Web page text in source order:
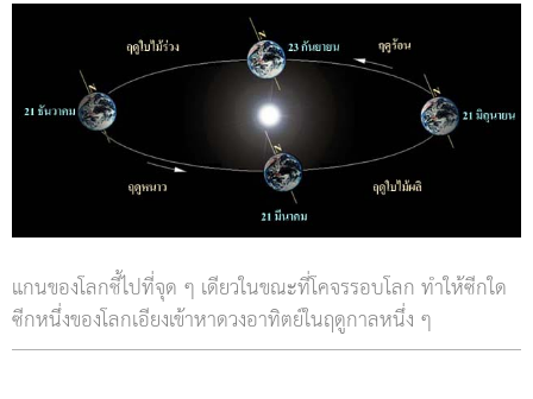
แกนของโลกชี้ไปที่จุด ๆ เดียวในขณะที่โคจรรอบโลก ทำให้ซีกใด
ซีกหนึ่งของโลกเอียงเข้าหาดวงอาทิตย์ในฤดูกาลหนึ่ง ๆ